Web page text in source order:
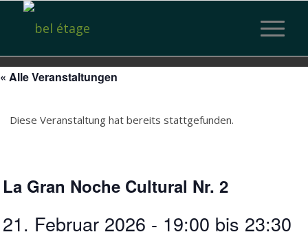
« Alle Veranstaltungen
Diese Veranstaltung hat bereits stattgefunden.
La Gran Noche Cultural Nr. 2
21. Februar 2026 - 19:00 bis 23:30